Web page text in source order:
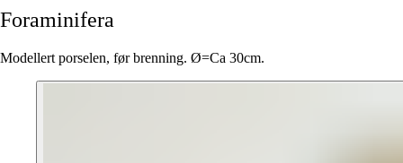
Foraminifera
Modellert porselen, før brenning. Ø=Ca 30cm.